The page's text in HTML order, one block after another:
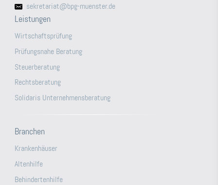
sekretariat@bpg-muenster.de
Leistungen
Wirtschaftsprüfung
Prüfungsnahe Beratung
Steuerberatung
Rechtsberatung
Solidaris Unternehmensberatung
Branchen
Krankenhäuser
Altenhilfe
Behindertenhilfe